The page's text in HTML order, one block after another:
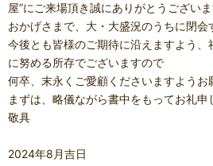
屋”にご来場頂き誠にありがとうございま
おかげさまで、大・大盛況のうちに閉会
今後とも皆様のご期待に沿えますよう
に努める所存でございますので
何卒、末永くご愛顧くださいますようお
まずは、略儀ながら書中をもってお礼申
敬具
2024年8月吉日